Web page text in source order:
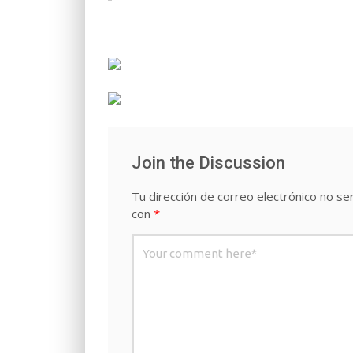
Join the Discussion
Tu dirección de correo electrónico no
con *